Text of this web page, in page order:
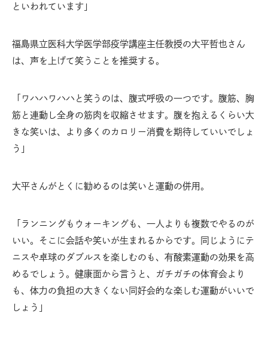
といわれています」
福島県立医科大学医学部疫学講座主任教授の大平哲也さん
は、声を上げて笑うことを推奨する。
「ワハハワハハと笑うのは、腹式呼吸の一つです。腹筋、胸
筋と連動し全身の筋肉を収縮させます。腹を抱えるくらい大
きな笑いは、より多くのカロリー消費を期待していいでしょ
う」
大平さんがとくに勧めるのは笑いと運動の併用。
「ランニングもウォーキングも、一人よりも複数でやるのが
いい。そこに会話や笑いが生まれるからです。同じようにテ
ニスや卓球のダブルスを楽しむのも、有酸素運動の効果を高
めるでしょう。健康面から言うと、ガチガチの体育会より
も、体力の負担の大きくない同好会的な楽しむ運動がいいで
しょう」